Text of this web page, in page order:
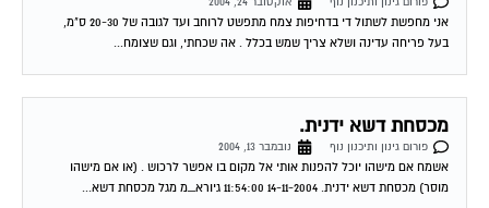
בעל פריחה עדינה ושלא צריך שמש בכלל . אה שכחתי, וגם שצומח...
מכסחת דשא ידנית.
פורום גינון ותיכנון נוף
אשמח אם מישהו יוכל להפנות אותי אל מקום בו אפשר לרכוש . (או אם מישהו
מוסר) מכסחת דשא ידנית. 14-11-2004 11:54:00 גיורא_מ מגל מכסחת דשא...